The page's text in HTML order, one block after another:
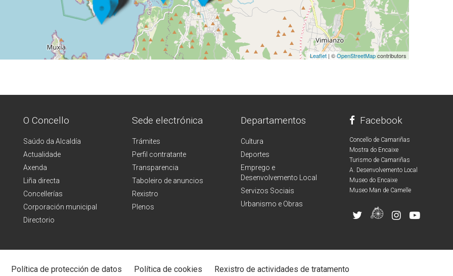
Leaflet | ©OpenStreetMapcontributors
O Concello
Saúdo da Alcaldía
Actualidade
Axenda
Liña directa
Concellerías
Corporación municipal
Directorio
Sede electrónica
Trámites
Perfil contratante
Transparencia
Taboleiro de anuncios
Rexistro
Plenos
Departamentos
Cultura
Deportes
Emprego e
Desenvolvemento Local
Servizos Sociais
Urbanismo e Obras
Facebook
Concello de Camariñas
Mostra do Encaixe
Turismo de Camariñas
A. Desenvolvemento Local
Museo do Encaixe
Museo Man de Camelle
Política de protección de datos Política de cookies Rexistro de actividades de tratamento